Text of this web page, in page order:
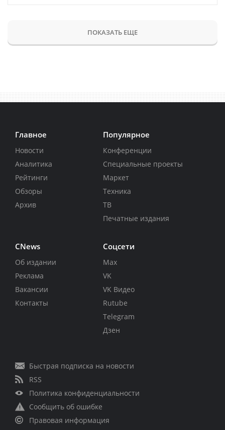
ПОКАЗАТЬ ЕЩЕ
Главное
Новости
Аналитика
Рейтинги
Обзоры
Архив
Популярное
Конференции
Специальные проекты
Маркет
Техника
ТВ
Печатные издания
CNews
Об издании
Реклама
Вакансии
Контакты
Соцсети
Max
VK
VK Видео
Rutube
Telegram
Дзен
Быстрая подписка на новости
RSS
Политика конфиденциальности
Сообщить об ошибке
Правовая информация